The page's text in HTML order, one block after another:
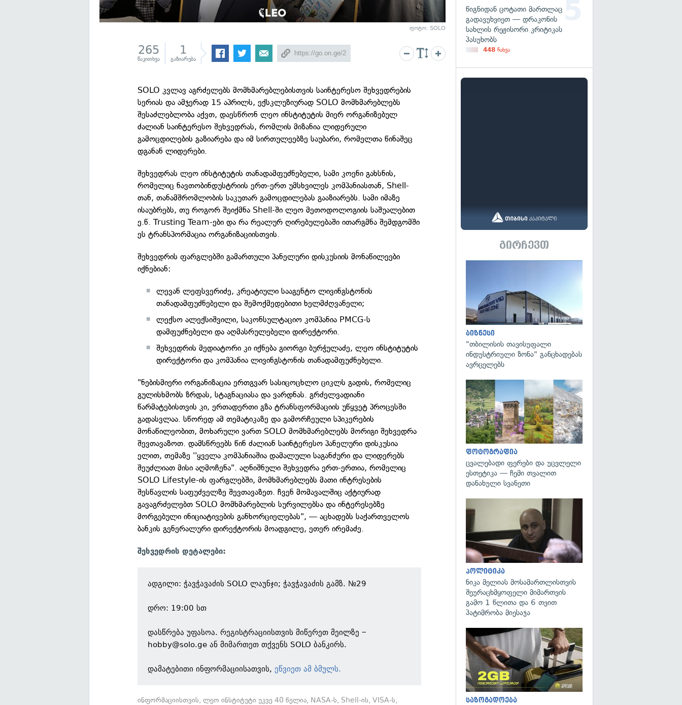
ფოტო: SOLO
265
წაკითხვა
1
გაზიარება
SOLO კვლავ აგრძელებს მომხმარებლებისთვის საინტერესო შეხვედრების
სერიას და ამჯერად 15 აპრილს, ექსკლუზიურად SOLO მომხმარებლებს
შესაძლებლობა აქვთ, დაესწრონ ლეო ინსტიტუტის მიერ ორგანიზებულ
ძალიან საინტერესო შეხვედრას, რომლის მიზანია ლიდერული
გამოცდილების გაზიარება და იმ სირთულეებზე საუბარი, რომელთა წინაშეც
დგანან ლიდერები.
შეხვედრას ლეო ინსტიტუტის თანადამფუძნებელი, სამი კოენი გახსნის,
რომელიც ნავთობინდუსტრიის ერთ-ერთ უმსხვილეს კომპანიასთან, Shell-
თან, თანამშრომლობის საკუთარ გამოცდილებას გააზიარებს. სამი იმაზე
ისაუბრებს, თუ როგორ შეიქმნა Shell-ში ლეო მეთოდოლოგიის საშუალებით
ე.წ. Trusting Team-ები და რა რეალურ ღირებულებაში ითარგმნა შემდგომში
ეს ტრანსპორმაცია ორგანიზაციისთვის.
შეხვედრის ფარგლებში გამართული პანელური დისკუსიის მონაწილეები
იქნებიან:
ლევან ლეფსვერიძე, კრეატიული სააგენტო ლივინგსტონის
თანადამფუძნებელი და შემოქმედებითი ხელმძღვანელი;
ლექსო ალექსიშვილი, საკონსულტაციო კომპანია PMCG-ს
დამფუძნებელი და აღმასრულებელი დირექტორი.
შეხვედრის მედიატორი კი იქნება გიორგი ბურჭულაძე, ლეო ინსტიტუტის
დირექტორი და კომპანია ლივინგსტონის თანადამფუძნებელი.
"ნებისმიერი ორგანიზაცია ერთგვარ სასიცოცხლო ციკლს გადის, რომელიც
გულისხმობს ზრდას, სტაგნაციასა და ვარდნას. გრძელვადიანი
წარმატებისთვის კი, ერთადერთი გზა ტრანსფორმაციის უწყვეტ პროცესში
გადასვლაა. სწორედ ამ თემატიკაზე და გამორჩეული სპიკერების
მონაწილეობით, მოხარული ვართ SOLO მომხმარებლებს მორიგი შეხვედრა
შევთავაზოთ. დამსწრეებს წინ ძალიან საინტერესო პანელური დისკუსია
ელით, თემაზე ''ყველა კომპანიაშია დამალული საგანძური და ლიდერებს
შეუძლიათ მისი აღმოჩენა". აღნიშნული შეხვედრა ერთ-ერთია, რომელიც
SOLO Lifestyle-ის ფარგლებში, მომხმარებლებს მათი ინტრესების
შესწავლის საფუძველზე შევთავაზეთ. ჩვენ მომავალშიც აქტიურად
გავაგრძელებთ SOLO მომხმარებლის სურვილებსა და ინტერესებზე
მორგებული ინიციატივების განხორციელებას", — აცხადებს საქართველოს
ბანკის გენერალური დირექტორის მოადგილე, ეთერ ირემაძე.
შეხვედრის დეტალები:
ადგილი: ჭავჭავაძის SOLO ლაუნჯი; ჭავჭავაძის გამზ. №29
დრო: 19:00 სთ
დასწრება უფასოა. რეგისტრაციისთვის მიწერეთ მეილზე −
hobby@solo.ge ან მიმართეთ თქვენს SOLO ბანკირს.
დამატებითი ინფორმაციისათვის,ეწვიეთ ამ ბმულს.
ინფორმაციისთვის, ლეო ინსტიტუტი უკვე 40 წელია, NASA-ს, Shell-ის, VISA-ს,
წიგნიდან ცოტათი მართლაც
გადავუხვიეთ — დრაკონის
სახლის რეჟისორი კრიტიკას
პასუხობს
448 ნახვა
გირჩევთ
ბიზნესი
"თბილისის თავისუფალი
ინდუსტრიული ზონა" განცხადებას
ავრცელებს
ფოტოგრაფია
ცვალებადი ფერები და უცვლელი
ესთეტიკა — ჩემი თვალით
დანახული სვანეთი
პოლიტიკა
ნიკა მელიას მოსამართლისთვის
შეურაცხმყოფელი მიმართვის
გამო 1 წლითა და 6 თვით
პატიმრობა მიესაჯა
საზოგადოება